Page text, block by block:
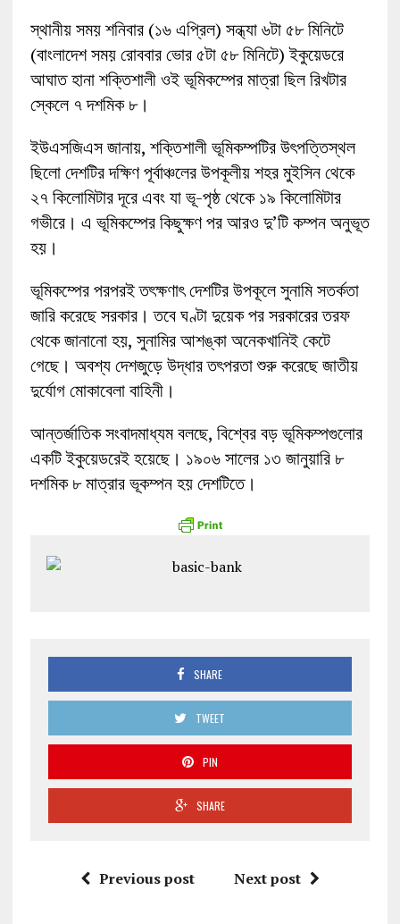
স্থানীয় সময় শনিবার (১৬ এপ্রিল) সন্ধ্যা ৬টা ৫৮ মিনিটে
(বাংলাদেশ সময় রোববার ভোর ৫টা ৫৮ মিনিটে) ইকুয়েডরে
আঘাত হানা শক্তিশালী ওই ভূমিকম্পের মাত্রা ছিল রিখটার
স্কেলে ৭ দশমিক ৮।
ইউএসজিএস জানায়, শক্তিশালী ভূমিকম্পটির উৎপত্তিস্থল
ছিলো দেশটির দক্ষিণ পূর্বাঞ্চলের উপকূলীয় শহর মুইসিন থেকে
২৭ কিলোমিটার দূরে এবং যা ভূ-পৃষ্ঠ থেকে ১৯ কিলোমিটার
গভীরে। এ ভূমিকম্পের কিছুক্ষণ পর আরও দু’টি কম্পন অনুভূত
হয়।
ভূমিকম্পের পরপরই তৎক্ষণাৎ দেশটির উপকূলে সুনামি সতর্কতা
জারি করেছে সরকার। তবে ঘণ্টা দুয়েক পর সরকারের তরফ
থেকে জানানো হয়, সুনামির আশঙ্কা অনেকখানিই কেটে
গেছে। অবশ্য দেশজুড়ে উদ্ধার তৎপরতা শুরু করেছে জাতীয়
দুর্যোগ মোকাবেলা বাহিনী।
আন্তর্জাতিক সংবাদমাধ্যম বলছে, বিশ্বের বড় ভূমিকম্পগুলোর
একটি ইকুয়েডরেই হয়েছে। ১৯০৬ সালের ১৩ জানুয়ারি ৮
দশমিক ৮ মাত্রার ভূকম্পন হয় দেশটিতে।
SHARE
TWEET
PIN
SHARE
Previous post Next post